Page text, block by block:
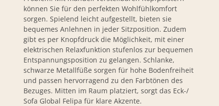
können Sie für den perfekten Wohlfühlkomfort
sorgen. Spielend leicht aufgestellt, bieten sie
bequemes Anlehnen in jeder Sitzposition. Zudem
gibt es per Knopfdruck die Möglichkeit, mit einer
elektrischen Relaxfunktion stufenlos zur bequemen
Entspannungsposition zu gelangen. Schlanke,
schwarze Metallfüße sorgen für hohe Bodenfreiheit
und passen hervorragend zu den Farbtönen des
Bezuges. Mitten im Raum platziert, sorgt das Eck-/
Sofa Global Felipa für klare Akzente.